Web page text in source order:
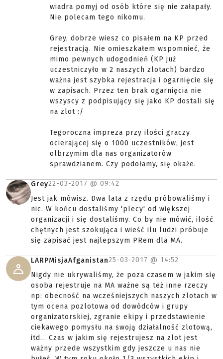
wiadra pomyj od osób które się nie załapały.
Nie polecam tego nikomu.
Grey, dobrze wiesz co pisałem na KP przed
rejestracją. Nie omieszkałem wspomnieć, że
mimo pewnych udogodnień (KP już
uczestniczyło w 2 naszych zlotach) bardzo
ważna jest szybka rejestracja i ogarnięcie się
w zapisach. Przez ten brak ogarnięcia nie
wszyscy z podpisujący się jako KP dostali się
na zlot :/
Tegoroczna impreza przy ilości graczy
ocierającej się o 1000 uczestników, jest
olbrzymim dla nas organizatorów
sprawdzianem. Czy podołamy, się okaże.
Grey22-03-2017 @ 09:42
Jest jak mówisz. Dwa lata z rzędu próbowaliśmy i
nic. W końcu dostaliśmy 'plecy' od większej
organizacji i się dostaliśmy. Co by nie mówić, ilość
chętnych jest szokująca i wieść ilu ludzi próbuje
się zapisać jest najlepszym PRem dla MA.
LARPMisjaAfganistan25-03-2017 @ 14:52
Nigdy nie ukrywaliśmy, że poza czasem w jakim się
osoba rejestruje na MA ważne są też inne rzeczy
np: obecność na wcześniejszych naszych zlotach w
tym ocena pozlotowa od dowódców i grupy
organizatorskiej, zgranie ekipy i przedstawienie
ciekawego pomysłu na swoją działalność zlotową,
itd... Czas w jakim się rejestrujesz na zlot jest
ważny przede wszystkim gdy jeszcze u nas nie